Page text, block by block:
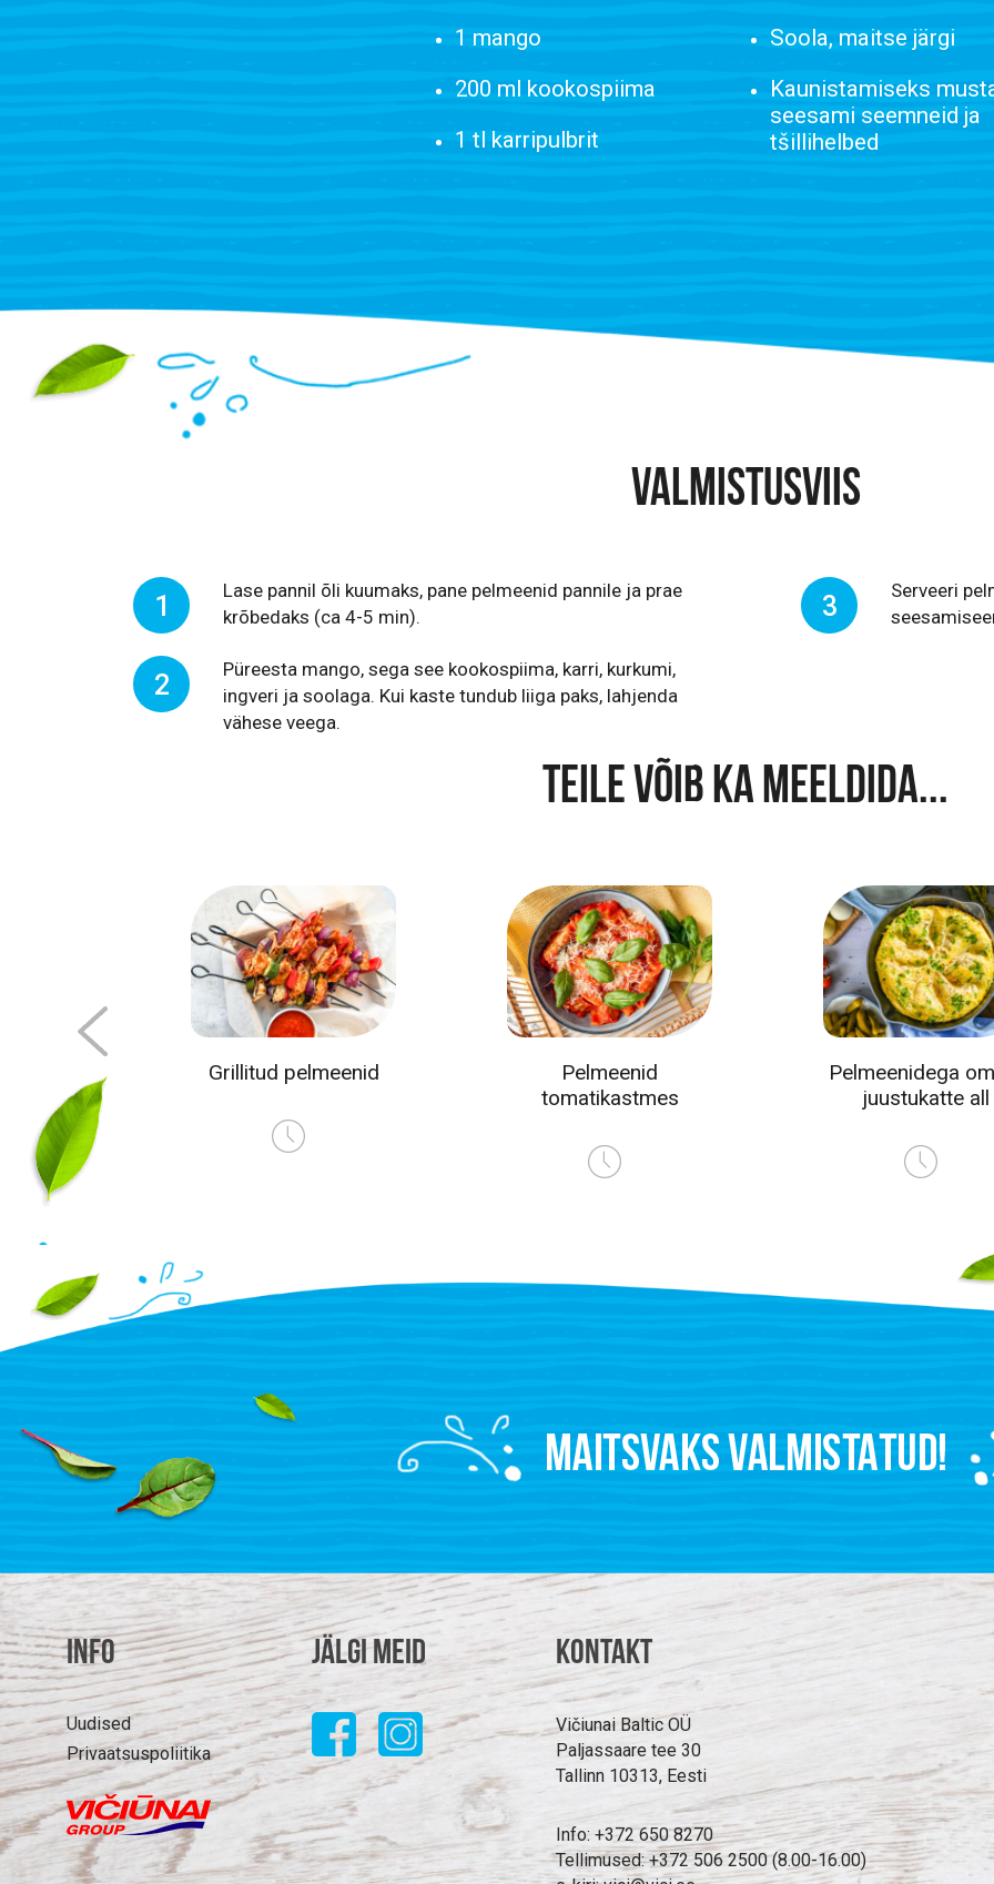
1 mango
200 ml kookospiima
1 tl karripulbrit
Soola, maitse järgi
Kaunistamiseks
seesami seemneid ja
tšillihelbed
VALMISTUSVIIS
1
Lase pannil õli kuumaks, pane pelmeenid pannile ja prae
krõbedaks (ca 4-5 min).
2
Püreesta mango, sega see kookospiima, karri, kurkumi,
ingveri ja soolaga. Kui kaste tundub liiga paks, lahjenda
vähese veega.
3
Serveeri
TEILE VÕIB KA MEELDIDA...
Grillitud pelmeenid
Pelmeenid
tomatikastmes
Pelmeenidega
juustukatte all
Info
Uudised
Privaatsuspoliitika
Jälgi meid Kontakt
Vičiunai Baltic OÜ
Paljassaare tee 30
Tallinn 10313, Eesti
Info: +372 650 8270
Tellimused: +372 506 2500 (8.00-16.00)